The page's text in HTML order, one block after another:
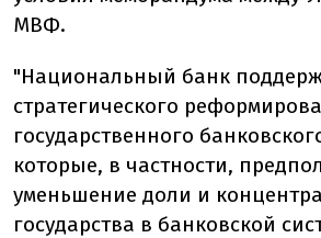
МВФ.
"Национальный банк
стратегического
государственного
которые, в частности,
уменьшение доли и
государства в банковской